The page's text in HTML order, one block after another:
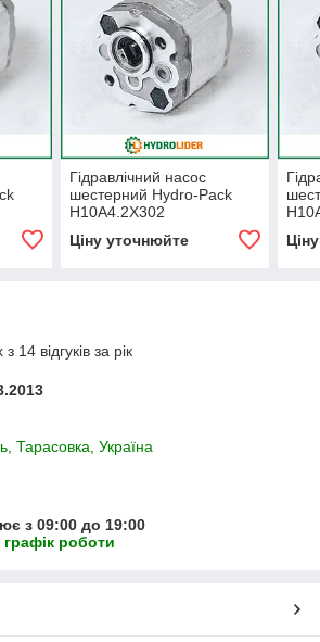
Гідравлічний насос
шестерний Hydro-Pack
H10A4.2X302
Ціну уточнюйте
14 відгуків за рік
Тарасовка, Україна
з 09:00 до 19:00
роботи